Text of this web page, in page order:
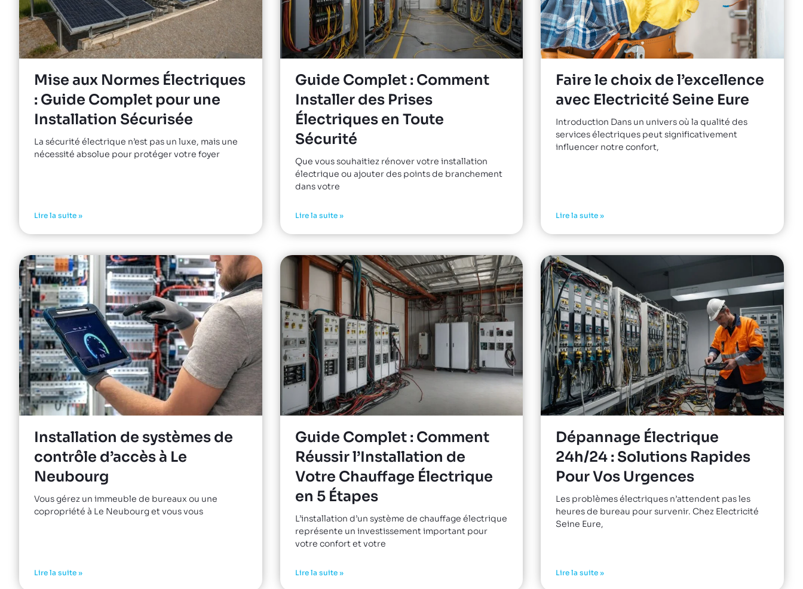
Mise aux Normes Électriques
: Guide Complet pour une
Installation Sécurisée
La sécurité électrique n’est pas un luxe, mais une
nécessité absolue pour protéger votre foyer
Lire la suite »
Guide Complet : Comment
Installer des Prises
Électriques en Toute
Sécurité
Que vous souhaitiez rénover votre installation
électrique ou ajouter des points de branchement
dans votre
Lire la suite »
Faire le choix de l’excellence
avec Electricité Seine Eure
Introduction Dans un univers où la qualité des
services électriques peut significativement
influencer notre confort,
Lire la suite »
Installation de systèmes de
contrôle d’accès à Le
Neubourg
Vous gérez un immeuble de bureaux ou une
copropriété à Le Neubourg et vous vous
Lire la suite »
Guide Complet : Comment
Réussir l’Installation de
Votre Chauffage Électrique
en 5 Étapes
L’installation d’un système de chauffage électrique
représente un investissement important pour
votre confort et votre
Lire la suite »
Dépannage Électrique
24h/24 : Solutions Rapides
Pour Vos Urgences
Les problèmes électriques n’attendent pas les
heures de bureau pour survenir. Chez Electricité
Seine Eure,
Lire la suite »